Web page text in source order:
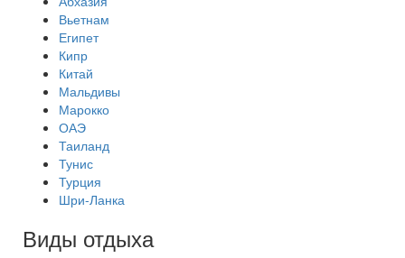
Вьетнам
Египет
Кипр
Китай
Мальдивы
Марокко
ОАЭ
Таиланд
Тунис
Турция
Шри-Ланка
Виды отдыха